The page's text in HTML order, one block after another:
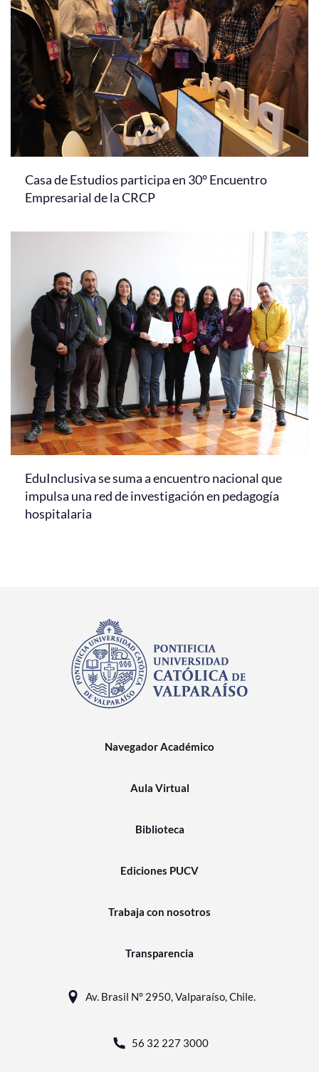
Casa de Estudios participa en 30° Encuentro
Empresarial de la CRCP
EduInclusiva se suma a encuentro nacional que
impulsa una red de investigación en pedagogía
hospitalaria
Navegador Académico
Aula Virtual
Biblioteca
Ediciones PUCV
Trabaja con nosotros
Transparencia
Av. Brasil N° 2950, Valparaíso, Chile.
56 32 227 3000